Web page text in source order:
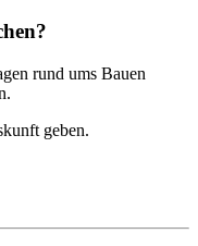
rund ums Bauen
geben.